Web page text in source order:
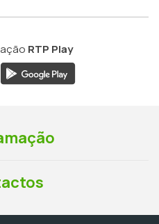
RTP Play